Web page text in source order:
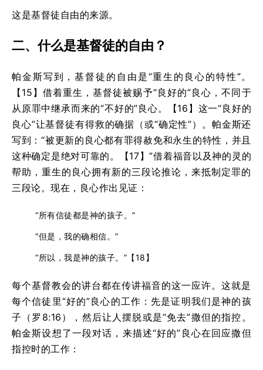
这是基督徒自由的来源。
二、什么是基督徒的自由？
帕金斯写到，基督徒的自由是“重生的良心的特性”。
【15】借着重生，基督徒被赐予“良好的”良心，不同于
从原罪中继承而来的“不好的”良心。【16】这一“良好的
良心”让基督徒有得救的确据（或“确定性”）。帕金斯还
写到：“被更新的良心都有罪得赦免和永生的特性，并且
这种确定是绝对可靠的。【17】”借着福音以及神的灵的
帮助，重生的良心拥有新的三段论推论，来抵制定罪的
三段论。现在，良心作出见证：
“所有信徒都是神的孩子。”
“但是，我的确相信。”
“所以，我是神的孩子。”【18】
每个基督教会的讲台都在传讲福音的这一应许。这就是
每个信徒里“好的”良心的工作：先是证明我们是神的孩
子（罗8:16），然后让人摆脱或是“免去”撒但的指控。
帕金斯设想了一段对话，来描述“好的”良心在回应撒但
指控时的工作：